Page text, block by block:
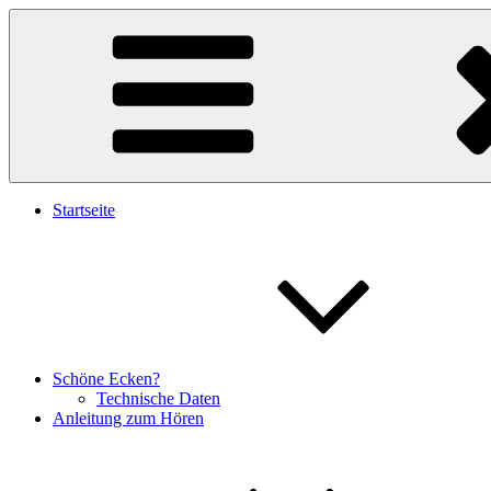
Startseite
Schöne Ecken?
Technische Daten
Anleitung zum Hören